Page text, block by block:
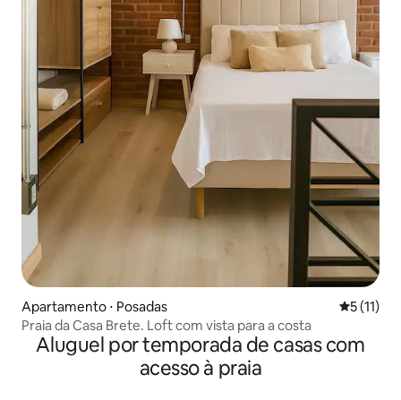
Apartamento ⋅ Posadas 5 de uma
5 (11)
Praia da Casa Brete. Loft com vista para a costa
Aluguel por temporada de casas com
acesso à praia